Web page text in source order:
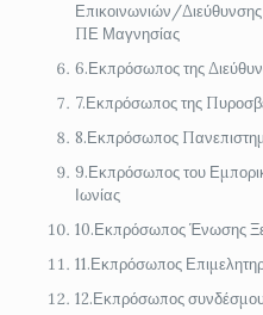
Επικοινωνιών/
ΠΕ Μαγνησίας
6.Εκπρόσωπος της
7.Εκπρόσωπος της
8.Εκπρόσωπος
9.Εκπρόσωπος του
Ιωνίας
10.Εκπρόσωπος Ένωσης
11.Εκπρόσωπος
12.Εκπρόσωπος